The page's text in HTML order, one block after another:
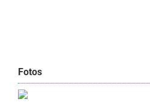
Fotos